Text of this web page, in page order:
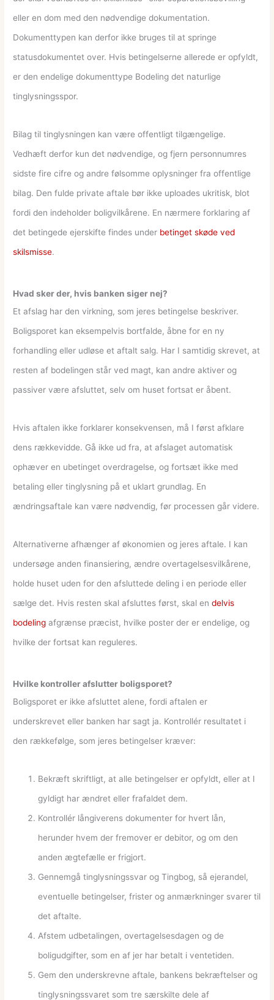
eller en dom med den nødvendige dokumentation.
Dokumenttypen kan derfor ikke bruges til at springe
statusdokumentet over. Hvis betingelserne allerede er opfyldt,
er den endelige dokumenttype Bodeling det naturlige
tinglysningsspor.
Bilag til tinglysningen kan være offentligt tilgængelige.
Vedhæft derfor kun det nødvendige, og fjern personnumres
sidste fire cifre og andre følsomme oplysninger fra offentlige
bilag. Den fulde private aftale bør ikke uploades ukritisk, blot
fordi den indeholder boligvilkårene. En nærmere forklaring af
det betingede ejerskifte findes under betinget skøde ved
skilsmisse.
Hvad sker der, hvis banken siger nej?
Et afslag har den virkning, som jeres betingelse beskriver.
Boligsporet kan eksempelvis bortfalde, åbne for en ny
forhandling eller udløse et aftalt salg. Har I samtidig skrevet, at
resten af bodelingen står ved magt, kan andre aktiver og
passiver være afsluttet, selv om huset fortsat er åbent.
Hvis aftalen ikke forklarer konsekvensen, må I først afklare
dens rækkevidde. Gå ikke ud fra, at afslaget automatisk
ophæver en ubetinget overdragelse, og fortsæt ikke med
betaling eller tinglysning på et uklart grundlag. En
ændringsaftale kan være nødvendig, før processen går videre.
Alternativerne afhænger af økonomien og jeres aftale. I kan
undersøge anden finansiering, ændre overtagelsesvilkårene,
holde huset uden for den afsluttede deling i en periode eller
sælge det. Hvis resten skal afsluttes først, skal endelvis
bodeling afgrænse præcist, hvilke poster der er endelige, og
hvilke der fortsat kan reguleres.
Hvilke kontroller afslutter boligsporet?
Boligsporet er ikke afsluttet alene, fordi aftalen er
underskrevet eller banken har sagt ja. Kontrollér resultatet i
den rækkefølge, som jeres betingelser kræver:
Bekræft skriftligt, at alle betingelser er opfyldt, eller at I
gyldigt har ændret eller frafaldet dem.
Kontrollér långiverens dokumenter for hvert lån,
herunder hvem der fremover er debitor, og om den
anden ægtefælle er frigjort.
Gennemgå tinglysningssvar og Tingbog, så ejerandel,
eventuelle betingelser, frister og anmærkninger svarer til
det aftalte.
Afstem udbetalingen, overtagelsesdagen og de
boligudgifter, som en af jer har betalt i ventetiden.
Gem den underskrevne aftale, bankens bekræftelser og
tinglysningssvaret som tre særskilte dele af